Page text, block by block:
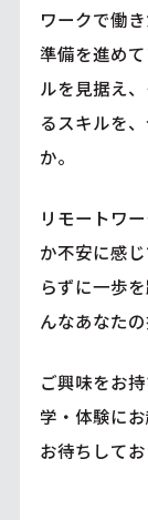
ワークで働
準備を進め
ルを見据え
るスキルを
か。
リモートワ
か不安に感
らずに一歩
んなあなた
ご興味をお
学・体験に
お待ちしてお